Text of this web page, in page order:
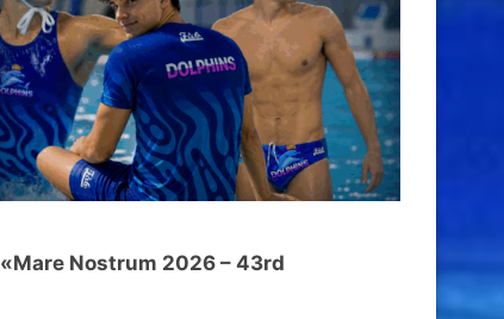
«Mare Nostrum 2026 – 43rd